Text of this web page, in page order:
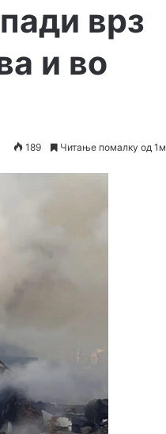
врз
и во
189 Читање помалку од 1м